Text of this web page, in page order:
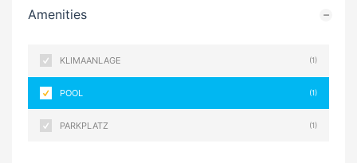
Amenities
KLIMAANLAGE (1)
POOL (1)
PARKPLATZ (1)